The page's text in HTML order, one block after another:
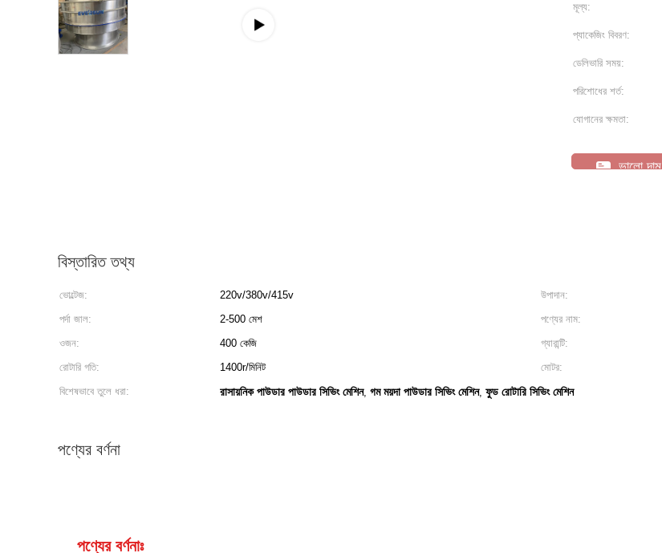
মূল্য:
প্যাকেজিং বিবরণ:
ডেলিভারি সময়:
পরিশোধের শর্ত:
যোগানের ক্ষমতা:
ভালো দাম
বিস্তারিত তথ্য
ভোল্টেজ: 220v/380v/415v উপাদান:
পর্দা জাল:
2-500 মেশ পণ্যের নাম:
ওজন:
400 কেজি গ্যারান্টি:
রোটারি গতি:
1400r/মিনিট মোটর:
বিশেষভাবে তুলে ধরা:
রাসায়নিক পাউডার পাউডার সিভিং মেশিন, গম ময়দা পাউডার সিভিং মেশিন, ফুড রোটারি সিভিং মেশিন
পণ্যের বর্ণনা
পণ্যের বর্ণনাঃ